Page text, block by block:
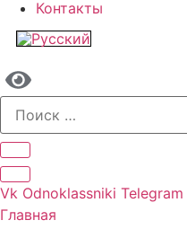
Контакты
Vk Odnoklassniki Telegram
Главная